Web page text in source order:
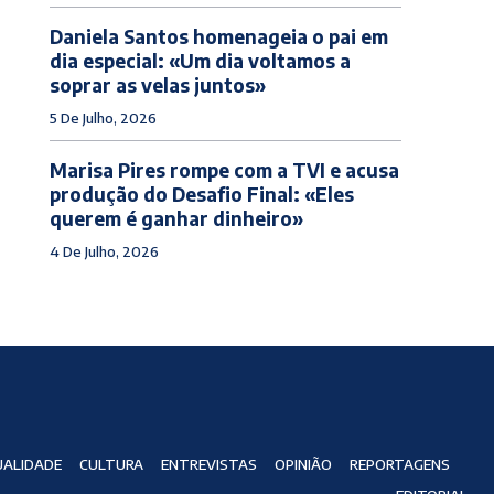
Daniela Santos homenageia o pai em
dia especial: «Um dia voltamos a
soprar as velas juntos»
5 De Julho, 2026
Marisa Pires rompe com a TVI e acusa
produção do Desafio Final: «Eles
querem é ganhar dinheiro»
4 De Julho, 2026
CULTURA ENTREVISTAS OPINIÃO
REPORTAGENS